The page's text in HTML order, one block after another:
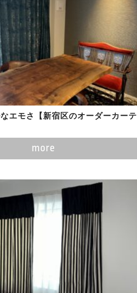
エモさ【新宿区のオーダーカーテ
more